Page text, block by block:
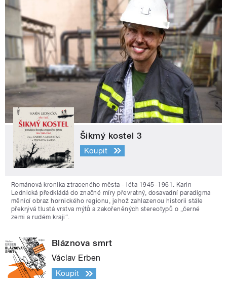
Šikmý kostel 3
Koupit
Románová kronika ztraceného města - léta 1945–1961. Karin
Lednická předkládá do značné míry převratný, dosavadní paradigma
měnící obraz hornického regionu, jehož zahlazenou historii stále
překrývá tlustá vrstva mýtů a zakořeněných stereotypů o „černé
zemi a rudém kraji“.
Bláznova smrt
Václav Erben
Koupit